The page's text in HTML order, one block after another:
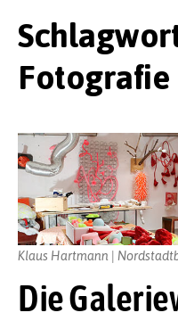
Fotografie
Die
Klaus Hartmann |